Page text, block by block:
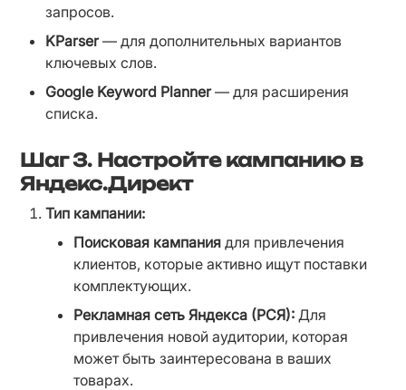
запросов.
KParser — для дополнительных вариантов
ключевых слов.
Google Keyword Planner — для расширения
списка.
Шаг 3. Настройте кампанию в
Яндекс.Директ
Тип кампании:
Поисковая кампания для привлечения
клиентов, которые активно ищут поставки
комплектующих.
Рекламная сеть Яндекса (РСЯ): Для
привлечения новой аудитории, которая
может быть заинтересована в ваших
товарах.